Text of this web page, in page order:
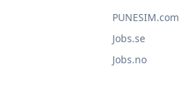
PUNESIM.com
Jobs.se
Jobs.no